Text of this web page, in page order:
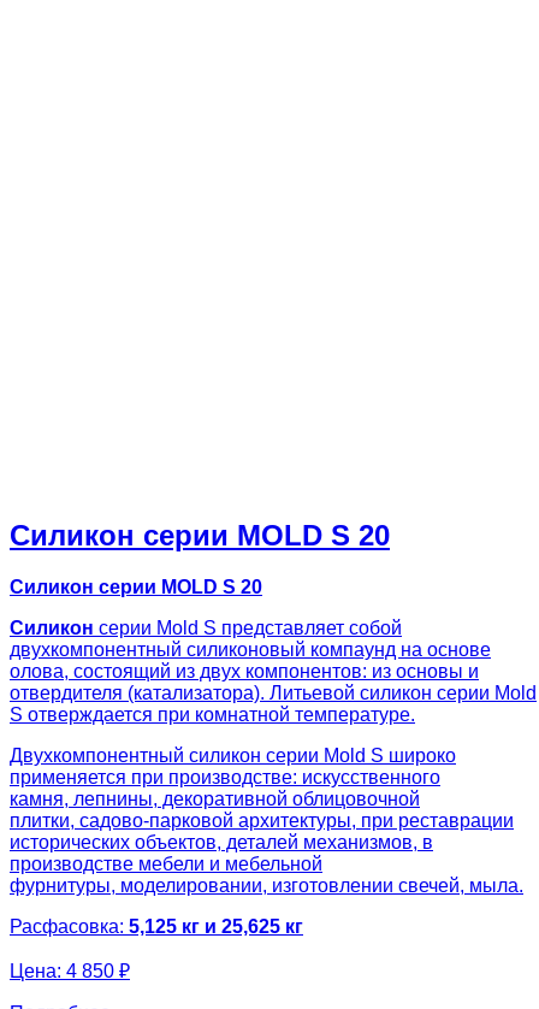
Силикон серии MOLD S 20
Силикон серии MOLD S 20
Силикон серии Mold S представляет собой
двухкомпонентный силиконовый компаунд на основе
олова, состоящий из двух компонентов: из основы и
отвердителя (катализатора). Литьевой силикон серии Mold
S отверждается при комнатной температуре.
Двухкомпонентный силикон серии Mold S широко
применяется при производстве: искусственного
камня, лепнины, декоративной облицовочной
плитки, садово-парковой архитектуры, при реставрации
исторических объектов, деталей механизмов, в
производстве мебели и мебельной
фурнитуры, моделировании, изготовлении свечей, мыла.
Расфасовка: 5,125 кг и 25,625 кг
Цена: 4 850 ₽